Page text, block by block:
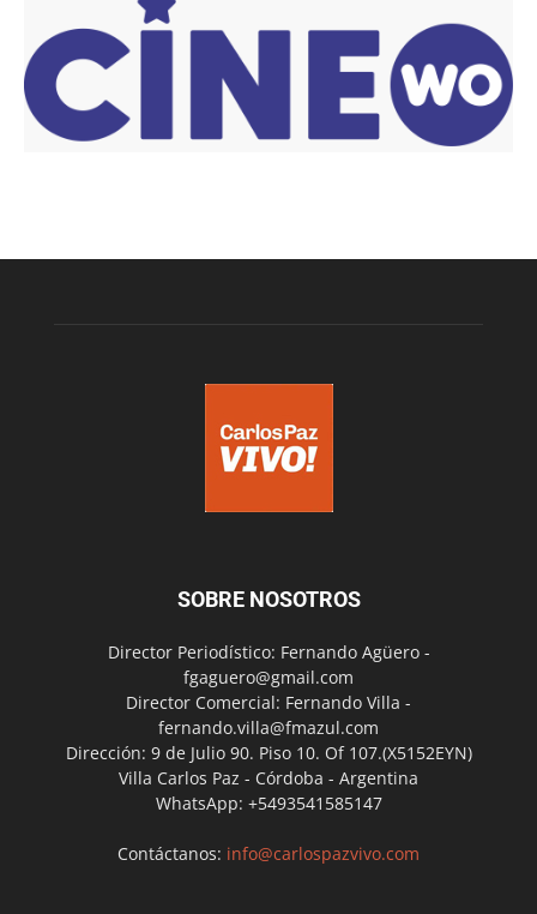
SOBRE NOSOTROS
Director Periodístico: Fernando Agüero -
fgaguero@gmail.com
Director Comercial: Fernando Villa -
fernando.villa@fmazul.com
Dirección: 9 de Julio 90. Piso 10. Of 107.(X5152EYN)
Villa Carlos Paz - Córdoba - Argentina
WhatsApp: +5493541585147
Contáctanos: info@carlospazvivo.com